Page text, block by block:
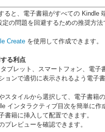
ると、電子書籍がすべての Kindle
の問題を回避するための推奨方法
Create を使用して作成できます。
る利点
ブレット、スマートフォン、電
ョンで適切に表示されるよう電子
スタイルから選択して、電子書籍
インタラクティブ目次を簡単に作
書籍に挿入して配置できます。
プレビューを確認できます。